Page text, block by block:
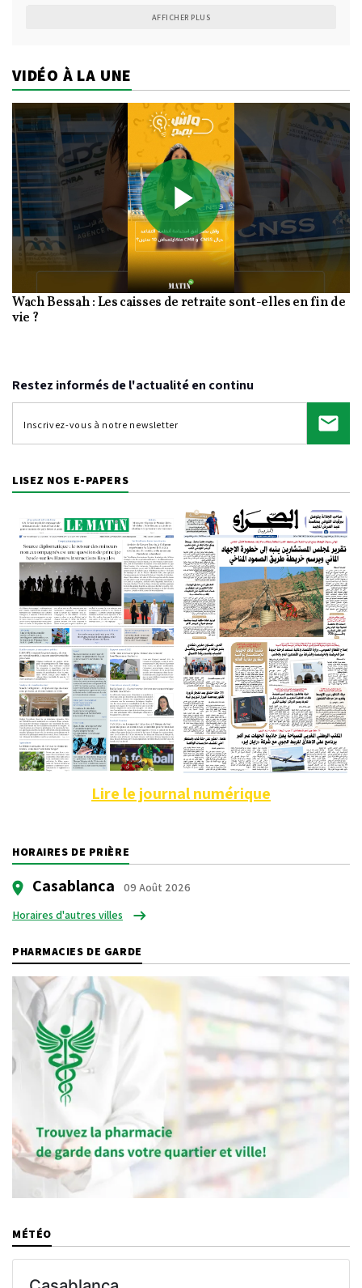
AFFICHER PLUS
VIDÉO À LA UNE
Play
Video
Wach Bessah : Les caisses de retraite sont-elles en fin de
vie ?
Restez informés de l'actualité en continu
LISEZ NOS E-PAPERS
Lire le journal numérique
HORAIRES DE PRIÈRE
Casablanca
09 Août 2026
Horaires d'autres villes
PHARMACIES DE GARDE
MÉTÉO